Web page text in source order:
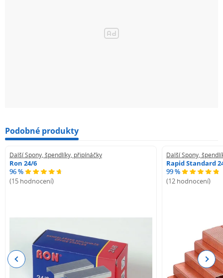
Podobné produkty
Další Spony, špendlíky, připínáčky
Ron 24/6
96 %
(15 hodnocení)
Další Spony,
Rapid Standard
99 %
(12 hodnocení)
Previous Next